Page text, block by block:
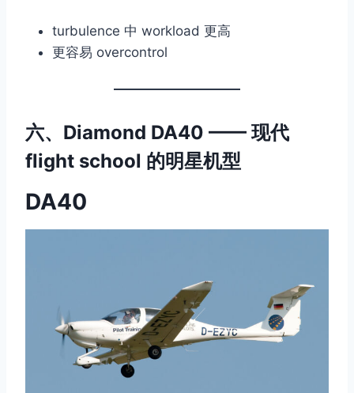
turbulence 中 workload 更高
更容易 overcontrol
六、Diamond DA40 —— 现代
flight school 的明星机型
DA40